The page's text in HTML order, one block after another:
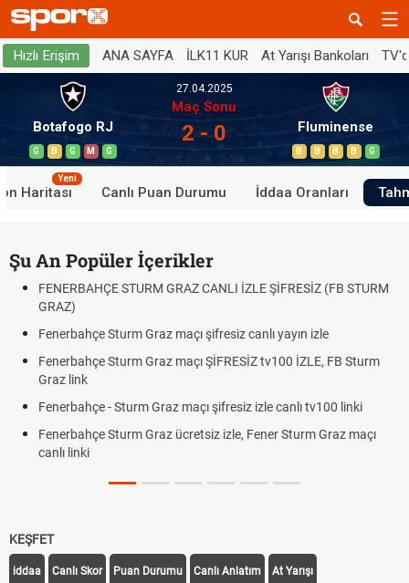
Hızlı Erişim ANA SAYFA İLK11 KUR At Yarışı Bankoları
Botafogo RJ
G B G M G
27.04.2025
Maç Sonu
2 - 0 Fluminense
B B B B G
Haritası
Yeni
Canlı Puan Durumu İddaa Oranları
Şu An Popüler İçerikler
FENERBAHÇE STURM GRAZ CANLI İZLE ŞİFRESİZ (FB STURM
GRAZ)
Fenerbahçe Sturm Graz maçı şifresiz canlı yayın izle
Fenerbahçe Sturm Graz maçı ŞİFRESİZ tv100 İZLE, FB Sturm
Graz link
Fenerbahçe - Sturm Graz maçı şifresiz izle canlı tv100 linki
Fenerbahçe Sturm Graz ücretsiz izle, Fener Sturm Graz maçı
canlı linki
KEŞFET
iddaa Canlı Skor Puan Durumu Canlı Anlatım At Yarışı